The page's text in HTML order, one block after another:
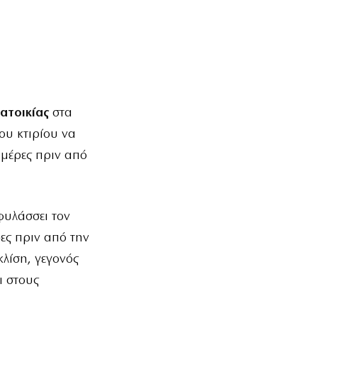
στα
κτιρίου να
πριν από
τον
πριν από την
γεγονός
στους